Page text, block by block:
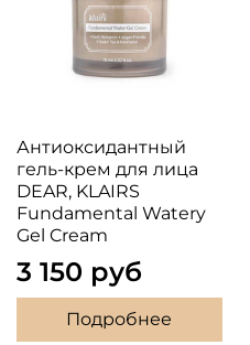
Антиоксидантный
гель-крем для лица
DEAR, KLAIRS
Fundamental Watery
Gel Cream
3 150 руб
Подробнее